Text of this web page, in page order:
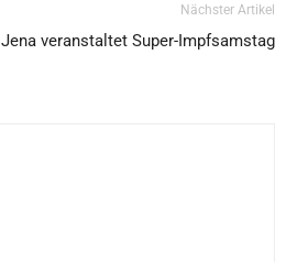
Nächster Artikel
Jena veranstaltet Super-Impfsamstag